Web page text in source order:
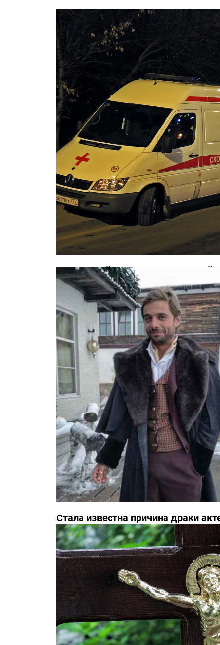
Акробат из КНДР, разбившийся в
В страшной аварии с маршруткой
Стала известна причина драки